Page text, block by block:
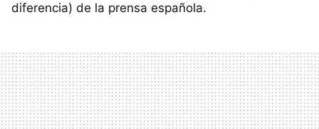
diferencia) de la prensa española.